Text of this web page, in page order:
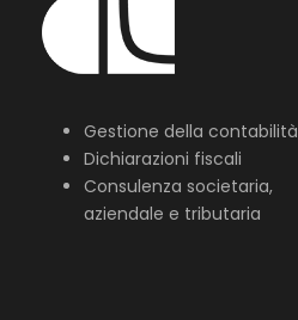
Gestione della contabilità
Dichiarazioni fiscali
Consulenza societaria,
aziendale e tributaria